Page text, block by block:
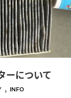
ーについて
, INFO